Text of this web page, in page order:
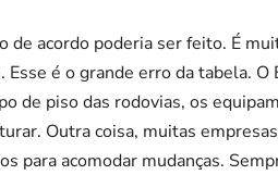
de acordo poderia ser feito. É
Esse é o grande erro da tabela.
de piso das rodovias, os
Outra coisa, muitas
para acomodar mudanças.